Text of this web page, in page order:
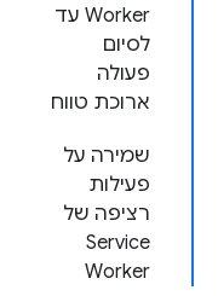
Worker עד
לסיום
פעולה
ארוכת טווח
שמירה על
פעילות
רציפה של
Service
Worker